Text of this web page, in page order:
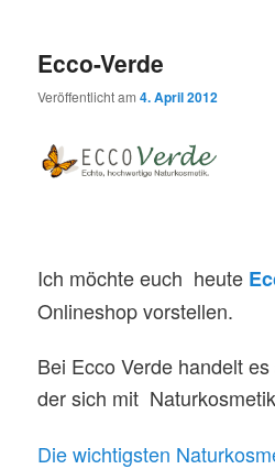
Ecco-Verde
Veröffentlicht am4. April 2012
Ich möchte euch heute
Onlineshop vorstellen.
Bei Ecco Verde handelt
der sich mit
Die wichtigsten